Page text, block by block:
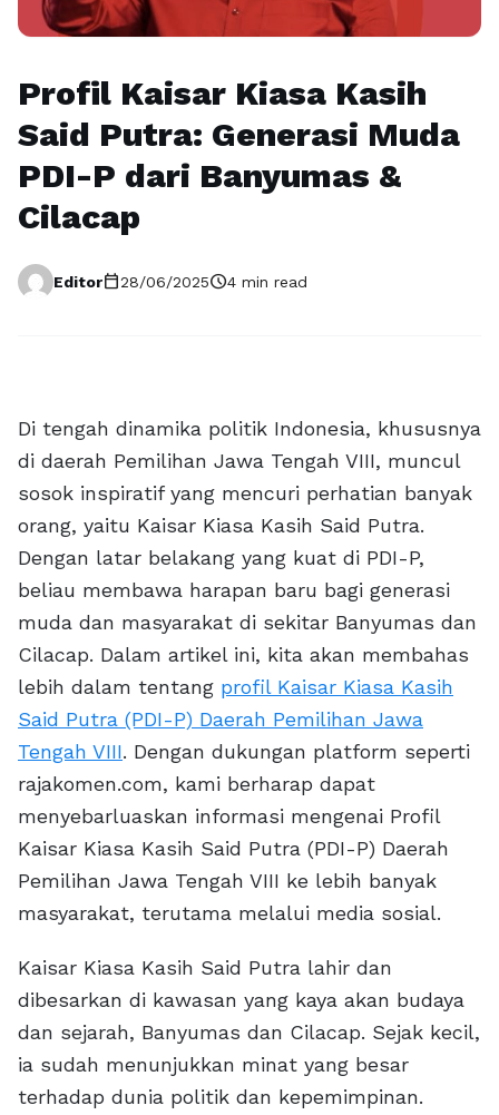
Profil Kaisar Kiasa Kasih
Said Putra: Generasi Muda
PDI-P dari Banyumas &
Cilacap
Editorcalendar_today28/06/2025schedule4 min read
Di tengah dinamika politik Indonesia, khususnya
di daerah Pemilihan Jawa Tengah VIII, muncul
sosok inspiratif yang mencuri perhatian banyak
orang, yaitu Kaisar Kiasa Kasih Said Putra.
Dengan latar belakang yang kuat di PDI-P,
beliau membawa harapan baru bagi generasi
muda dan masyarakat di sekitar Banyumas dan
Cilacap. Dalam artikel ini, kita akan membahas
lebih dalam tentang profil Kaisar Kiasa Kasih
Said Putra (PDI-P) Daerah Pemilihan Jawa
Tengah VIII. Dengan dukungan platform seperti
rajakomen.com, kami berharap dapat
menyebarluaskan informasi mengenai Profil
Kaisar Kiasa Kasih Said Putra (PDI-P) Daerah
Pemilihan Jawa Tengah VIII ke lebih banyak
masyarakat, terutama melalui media sosial.
Kaisar Kiasa Kasih Said Putra lahir dan
dibesarkan di kawasan yang kaya akan budaya
dan sejarah, Banyumas dan Cilacap. Sejak kecil,
ia sudah menunjukkan minat yang besar
terhadap dunia politik dan kepemimpinan.